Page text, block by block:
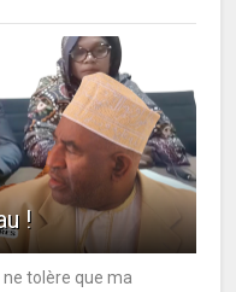
!
ne tolère que ma